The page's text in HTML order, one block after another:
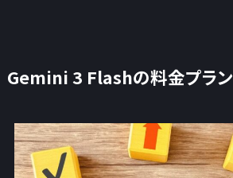
Gemini 3 Flashの料金プラン